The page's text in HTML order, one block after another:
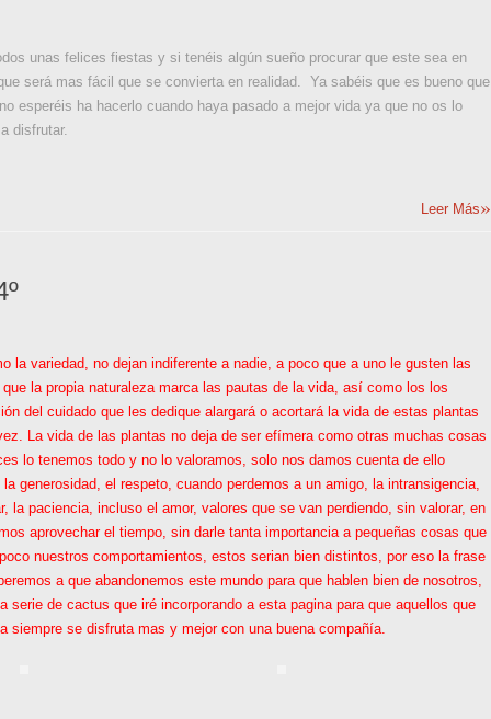
unas felices fiestas y si tenéis algún sueño procurar que este sea en
será mas fácil que se convierta en realidad. Ya sabéis que es bueno que
esperéis ha hacerlo cuando haya pasado a mejor vida ya que no os lo
disfrutar.
Leer Más»
la variedad, no dejan indiferente a nadie, a poco que a uno le gusten las
la propia naturaleza marca las pautas de la vida, así como los los
del cuidado que les dedique alargará o acortará la vida de estas plantas
La vida de las plantas no deja de ser efímera como otras muchas cosas
lo tenemos todo y no lo valoramos, solo nos damos cuenta de ello
generosidad, el respeto, cuando perdemos a un amigo, la intransigencia,
la paciencia, incluso el amor, valores que se van perdiendo, sin valorar, en
aprovechar el tiempo, sin darle tanta importancia a pequeñas cosas que
nuestros comportamientos, estos serian bien distintos, por eso la frase
a que abandonemos este mundo para que hablen bien de nosotros,
de cactus que iré incorporando a esta pagina para que aquellos que
siempre se disfruta mas y mejor con una buena compañía.